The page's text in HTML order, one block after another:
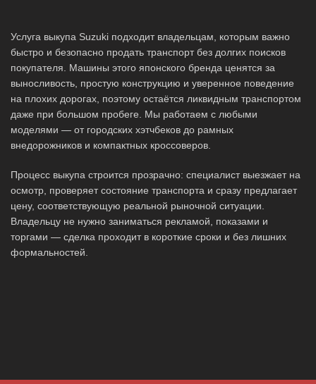
Услуга выкупа Suzuki подходит владельцам, которым важно
быстро и безопасно продать транспорт без долгих поисков
покупателя. Машины этого японского бренда ценятся за
выносливость, простую конструкцию и уверенное поведение
на плохих дорогах, поэтому остаётся ликвидным транспортом
даже при большом пробеге. Мы работаем с любыми
моделями — от городских хэтчбеков до рамных
внедорожников и компактных кроссоверов.
Процесс выкупа строится прозрачно: специалист выезжает на
осмотр, проверяет состояние транспорта и сразу предлагает
цену, соответствующую реальной рыночной ситуации.
Владельцу не нужно заниматься рекламой, показами и
торгами — сделка проходит в короткие сроки и без лишних
формальностей.